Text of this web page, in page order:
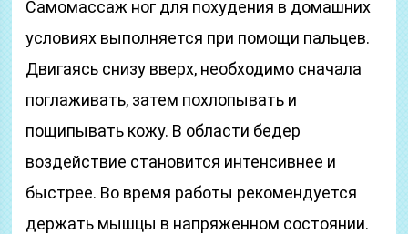
Самомассаж ног для похудения в домашних
условиях выполняется при помощи пальцев.
Двигаясь снизу вверх, необходимо сначала
поглаживать, затем похлопывать и
пощипывать кожу. В области бедер
воздействие становится интенсивнее и
быстрее. Во время работы рекомендуется
держать мышцы в напряженном состоянии.